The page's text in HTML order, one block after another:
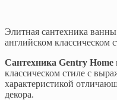
Элитная сантехника
английском классическом
Сантехника Gentry Home
классическом стиле с
характеристикой
декора.